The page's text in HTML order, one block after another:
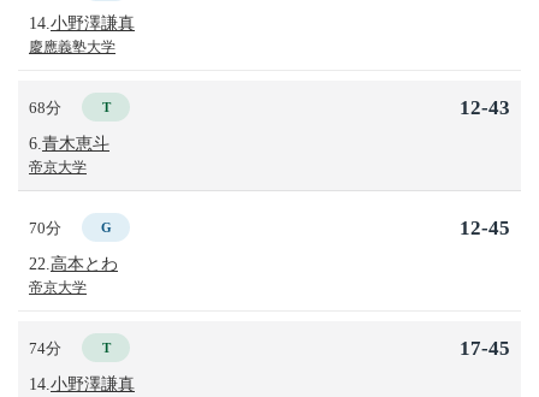
14. 小野澤謙真
慶應義塾大学
68分 T
6. 青木恵斗
帝京大学
12-43
70分 G
22. 高本とわ
帝京大学
12-45
74分 T
14. 小野澤謙真
17-45